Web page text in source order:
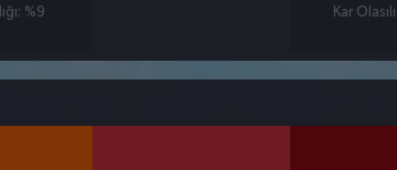
%9
Kar